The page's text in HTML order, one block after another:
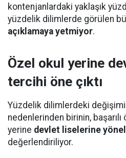
kontenjanlardaki yaklaşık
yüzdelik dilimlerde görülen
açıklamaya yetmiyor.
Özel okul yerine
tercihi öne çıktı
Yüzdelik dilimlerdeki
nedenlerinden birinin,
yerine devlet liselerine
değerlendiriliyor.